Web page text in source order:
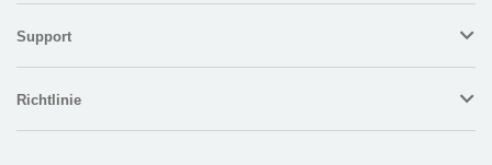
Support
Richtlinie